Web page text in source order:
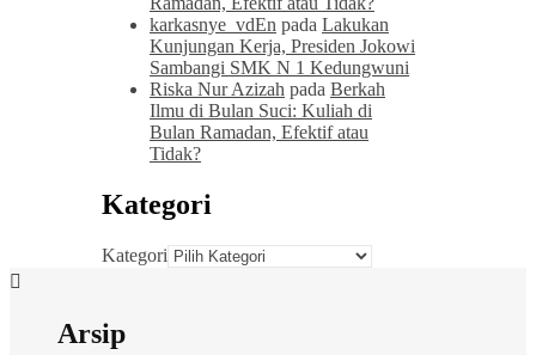
karkasnye_vdEn pada Lakukan
Kunjungan Kerja, Presiden Jokowi
Sambangi SMK N 1 Kedungwuni
Riska Nur Azizah pada Berkah
Ilmu di Bulan Suci: Kuliah di
Bulan Ramadan, Efektif atau
Tidak?
Kategori
Kategori
Arsip